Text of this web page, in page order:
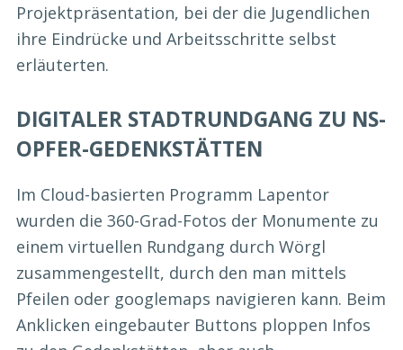
Projektpräsentation, bei der die Jugendlichen
ihre Eindrücke und Arbeitsschritte selbst
erläuterten.
DIGITALER STADTRUNDGANG ZU NS-
OPFER-GEDENKSTÄTTEN
Im Cloud-basierten Programm Lapentor
wurden die 360-Grad-Fotos der Monumente zu
einem virtuellen Rundgang durch Wörgl
zusammengestellt, durch den man mittels
Pfeilen oder googlemaps navigieren kann. Beim
Anklicken eingebauter Buttons ploppen Infos